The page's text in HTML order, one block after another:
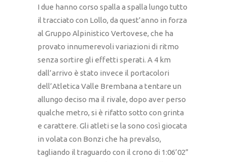
I due hanno corso spalla a spalla lungo tutto
il tracciato con Lollo, da quest’anno in forza
al Gruppo Alpinistico Vertovese, che ha
provato innumerevoli variazioni di ritmo
senza sortire gli effetti sperati. A 4 km
dall’arrivo è stato invece il portacolori
dell’Atletica Valle Brembana a tentare un
allungo deciso ma il rivale, dopo aver perso
qualche metro, si è rifatto sotto con grinta
e carattere. Gli atleti se la sono così giocata
in volata con Bonzi che ha prevalso,
tagliando il traguardo con il crono di 1:06’02”